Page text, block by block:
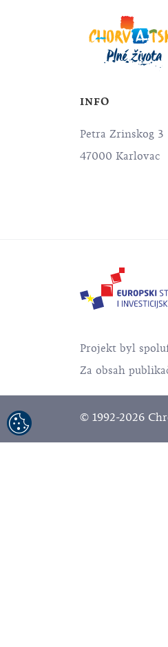
INFO
Petra Zrinskog 3
47000 Karlovac
Projekt byl
Za obsah
© 1992-2026